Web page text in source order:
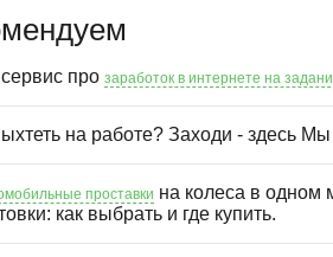
про заработок в интернете на
на работе? Заходи - здесь
проставки на колеса в одном
как выбрать и где купить.